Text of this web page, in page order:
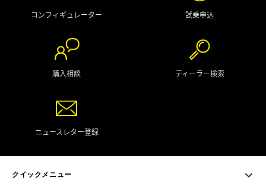
コンフィギュレーター 試乗申込
購入相談 ディーラー検索
ニュースレター登録
クイックメニュー